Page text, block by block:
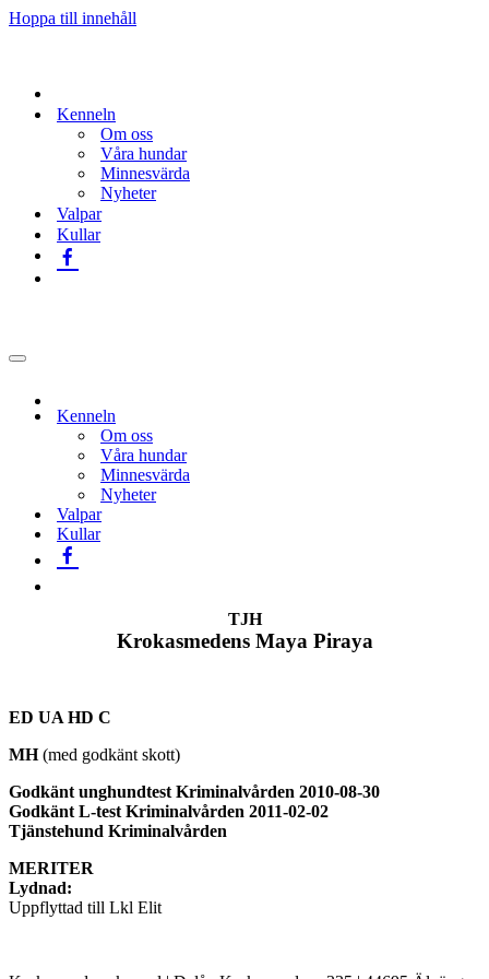
Hoppa till innehåll
Kenneln
Om oss
Våra hundar
Minnesvärda
Nyheter
Valpar
Kullar
Navigeringsmeny
Kenneln
Om oss
Våra hundar
Minnesvärda
Nyheter
Valpar
Kullar
TJH
Krokasmedens Maya Piraya
ED UA HD C
MH(med godkänt skott)
Godkänt unghundtest Kriminalvården 2010-08-30
Godkänt L-test Kriminalvården 2011-02-02
Tjänstehund Kriminalvården
MERITER
Lydnad:
Uppflyttad till Lkl Elit